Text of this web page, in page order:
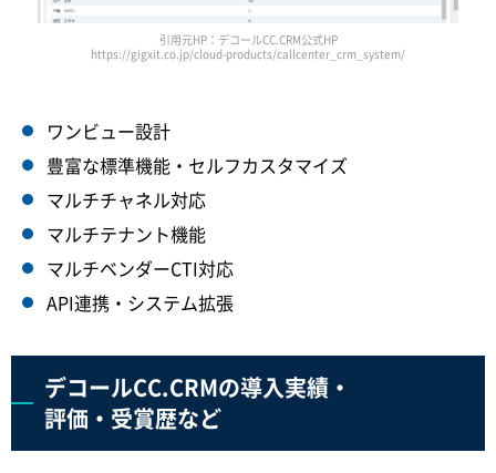
引用元HP：デコールCC.CRM公式HP
https://gigxit.co.jp/cloud-products/callcenter_crm_system/
ワンビュー設計
豊富な標準機能・セルフカスタマイズ
マルチチャネル対応
マルチテナント機能
マルチベンダーCTI対応
API連携・システム拡張
デコールCC.CRMの導入実績・
評価・受賞歴など